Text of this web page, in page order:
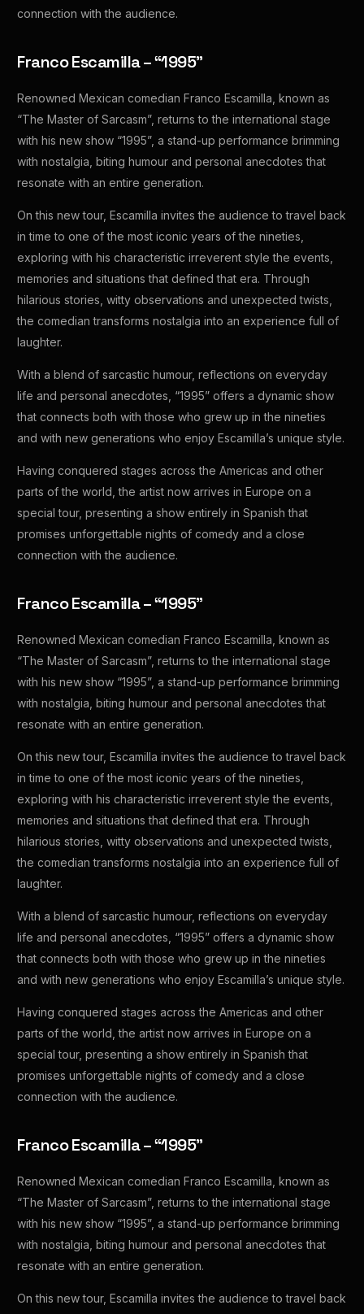
connection with the audience.
Franco Escamilla – “1995”
Renowned Mexican comedian Franco Escamilla, known as
“The Master of Sarcasm”, returns to the international stage
with his new show “1995”, a stand-up performance brimming
with nostalgia, biting humour and personal anecdotes that
resonate with an entire generation.
On this new tour, Escamilla invites the audience to travel back
in time to one of the most iconic years of the nineties,
exploring with his characteristic irreverent style the events,
memories and situations that defined that era. Through
hilarious stories, witty observations and unexpected twists,
the comedian transforms nostalgia into an experience full of
laughter.
With a blend of sarcastic humour, reflections on everyday
life and personal anecdotes, “1995” offers a dynamic show
that connects both with those who grew up in the nineties
and with new generations who enjoy Escamilla’s unique style.
Having conquered stages across the Americas and other
parts of the world, the artist now arrives in Europe on a
special tour, presenting a show entirely in Spanish that
promises unforgettable nights of comedy and a close
connection with the audience.
Franco Escamilla – “1995”
Renowned Mexican comedian Franco Escamilla, known as
“The Master of Sarcasm”, returns to the international stage
with his new show “1995”, a stand-up performance brimming
with nostalgia, biting humour and personal anecdotes that
resonate with an entire generation.
On this new tour, Escamilla invites the audience to travel back
in time to one of the most iconic years of the nineties,
exploring with his characteristic irreverent style the events,
memories and situations that defined that era. Through
hilarious stories, witty observations and unexpected twists,
the comedian transforms nostalgia into an experience full of
laughter.
With a blend of sarcastic humour, reflections on everyday
life and personal anecdotes, “1995” offers a dynamic show
that connects both with those who grew up in the nineties
and with new generations who enjoy Escamilla’s unique style.
Having conquered stages across the Americas and other
parts of the world, the artist now arrives in Europe on a
special tour, presenting a show entirely in Spanish that
promises unforgettable nights of comedy and a close
connection with the audience.
Franco Escamilla – “1995”
Renowned Mexican comedian Franco Escamilla, known as
“The Master of Sarcasm”, returns to the international stage
with his new show “1995”, a stand-up performance brimming
with nostalgia, biting humour and personal anecdotes that
resonate with an entire generation.
On this new tour, Escamilla invites the audience to travel back